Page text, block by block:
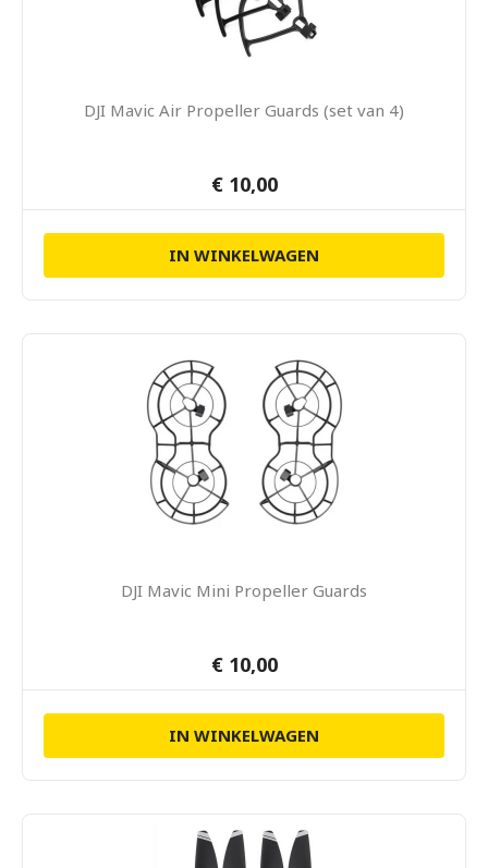
DJI Mavic Air Propeller Guards (set van 4)
€ 10,00
IN WINKELWAGEN
DJI Mavic Mini Propeller Guards
€ 10,00
IN WINKELWAGEN